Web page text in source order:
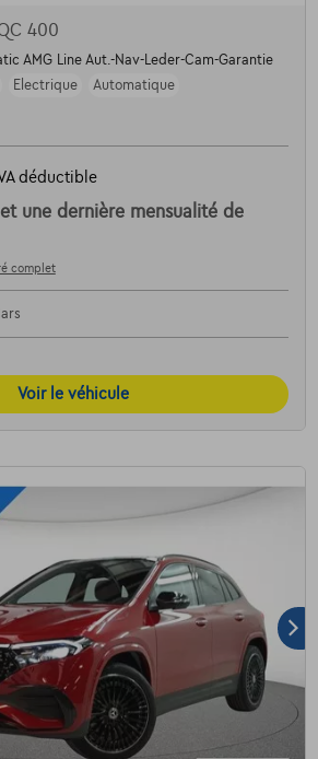
400
AMG Line Aut.-Nav-Leder-Cam-Garantie
Electrique
Automatique
déductible
et une dernière mensualité de
complet
Voir le véhicule